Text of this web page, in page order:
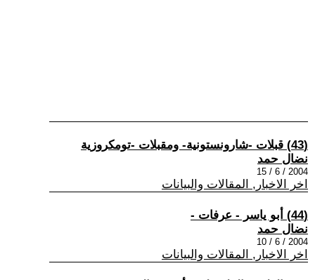
(43) قبلات -شارونستونية- ومقبلات -تومكروزية
نضال حمد
2004 / 6 / 15
اخر الاخبار, المقالات والبيانات
(44) أبو ياسر - عرفات -
نضال حمد
2004 / 6 / 10
اخر الاخبار, المقالات والبيانات